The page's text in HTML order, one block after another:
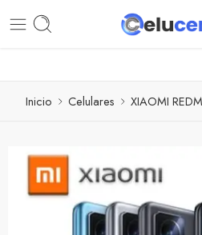
PAGA A CUOTAS CON
Inicio Celulares XIAOMI